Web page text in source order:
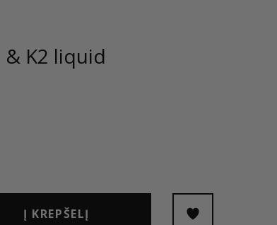
K2 liquid
Į KREPŠELĮ